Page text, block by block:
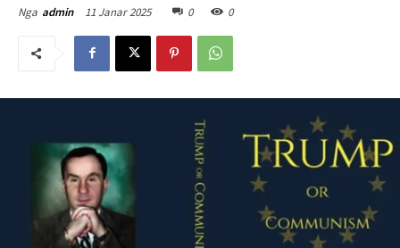
Nga admin 11 Janar 2025 0 0